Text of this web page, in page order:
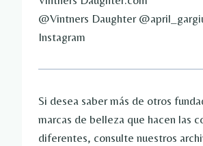
@Vintners Daughter
Instagram
Si desea saber más de otros
marcas de belleza que hacen las
diferentes, consulte nuestros